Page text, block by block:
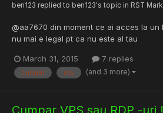
ben123 replied to ben123's topic in RST
@aa7670 din moment ce ai acces la un
nu mai e legal pt ca nu este al tau
March 31, 2015 7 replies
cumpar rdp (and 3 more)
Cumpar VPS sau RDP -uri